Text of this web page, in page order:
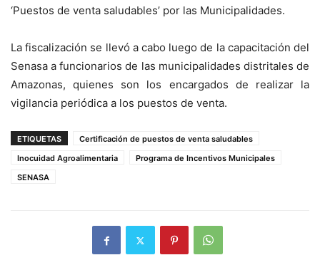
‘Puestos de venta saludables’ por las Municipalidades.
La fiscalización se llevó a cabo luego de la capacitación del
Senasa a funcionarios de las municipalidades distritales de
Amazonas, quienes son los encargados de realizar la
vigilancia periódica a los puestos de venta.
ETIQUETAS
Certificación de puestos de venta saludables
Inocuidad Agroalimentaria
Programa de Incentivos Municipales
SENASA